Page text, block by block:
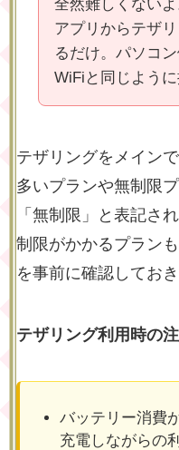
全然難しくない
アプリからテザ
るだけ。パソコ
WiFiと同じよう
テザリングをメイン
多いプランや無制限
「無制限」と表記さ
制限がかかるプラン
を事前に確認しておき
テザリング利用時の
バッテリー消費
充電しながらの